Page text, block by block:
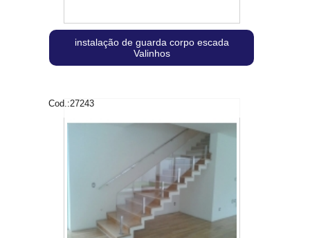
instalação de guarda corpo escada
Valinhos
Cod.:27243